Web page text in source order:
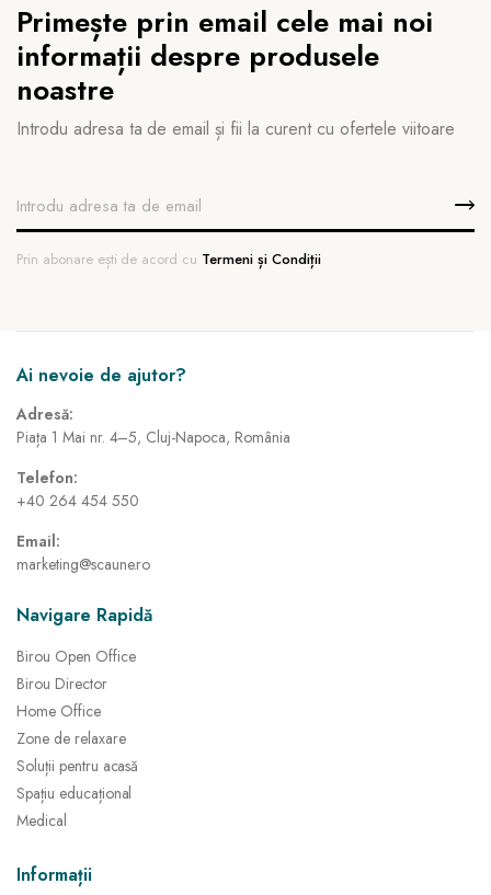
Primește prin email cele mai noi
informații despre produsele
noastre
Introdu adresa ta de email și fii la curent cu ofertele viitoare
Prin abonare ești de acord cu Termeni și Condiții
Ai nevoie de ajutor?
Adresă:
Piața 1 Mai nr. 4–5, Cluj-Napoca, România
Telefon:
+40 264 454 550
Email:
marketing@scaune.ro
Navigare Rapidă
Birou Open Office
Birou Director
Home Office
Zone de relaxare
Soluții pentru acasă
Spațiu educațional
Medical
Informații